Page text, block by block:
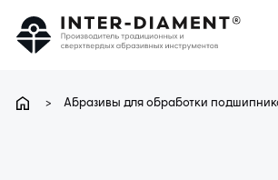
> Абразивы для обработки